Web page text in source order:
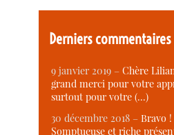
Derniers commentaires
9 janvier 2019 –Chère
grand merci pour votre
surtout pour votre (…)
30 décembre 2018 –Bravo !
Somptueuse et riche